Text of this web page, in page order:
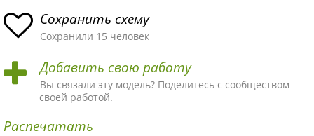
асн
ая
ма
пло
хая
ма
ыч
ная
ма
ая
ма
ая
ма!
Сохранить схему
Сохранили 15 человек
Добавить свою работу
Вы связали эту модель? Поделитесь с сообществом
своей работой.
Распечатать